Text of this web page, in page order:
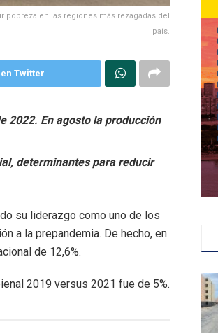
en las regiones más rezagadas del
país.
Twitter
2022. En agosto la producción
determinantes para reducir
su liderazgo como uno de los
a la prepandemia. De hecho, en
de 12,6%.
2019 versus 2021 fue de 5%.